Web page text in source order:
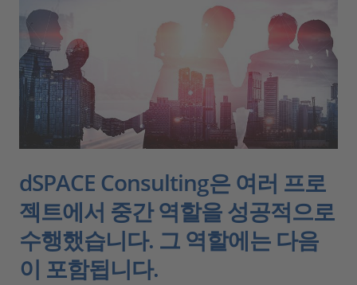
dSPACE Consulting은 여러 프로
젝트에서 중간 역할을 성공적으로
수행했습니다. 그 역할에는 다음
이 포함됩니다.